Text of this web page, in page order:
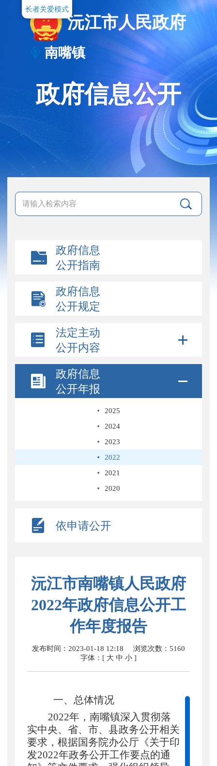
长者关爱模式
沅江市人民政府
南嘴镇
政府信息公开
政府信息
公开指南
政府信息
公开规定
法定主动
公开内容
政府信息
公开年报
2025
2024
2023
2022
2021
2020
依申请公开
沅江市南嘴镇人民政府
2022年政府信息公开工
作年度报告
发布时间：2023-01-18 12:18 浏览次数： 5160
字体：[ 大 中 小 ]
一、总体情况
2022年， 南嘴镇深入贯彻落
实中央、省、市、县政务公开相关
要求，根据国务院办公厅《关于印
发2022年政务公开工作要点的通